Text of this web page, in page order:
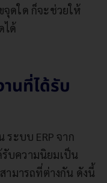
ดใด ก็จะช่วยให้
ได้
านที่ได้รับ
ระบบ ERP จาก
รับความนิยมเป็น
มารถที่ต่างกัน ดังนี้